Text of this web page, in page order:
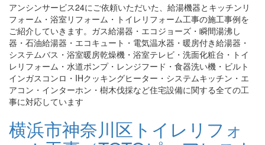
アンシンサービス24にご依頼いただいた、給湯機器とキッチンリ
フォーム・浴室リフォーム・トイレリフォーム工事の施工事例を
ご紹介していきます。ガス給湯器・エコジョーズ・瞬間湯沸し
器・石油給湯器・エコキュート・電気温水器・暖房付き給湯器・
システムバス・浴室暖房乾燥機・浴室テレビ・洗面化粧台・トイ
レリフォーム・水道ポンプ・レンジフード・食器洗い機・ビルト
インガスコンロ・IHクッキングヒーター・システムキッチン・エ
アコン・インターホン・樹木伐採など住宅設備に関する全ての工
事に対応しています
横浜市神奈川区トイレリフォ